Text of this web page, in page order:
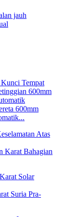
jauh
600mm
Karat Bahagian
Suria Pra-